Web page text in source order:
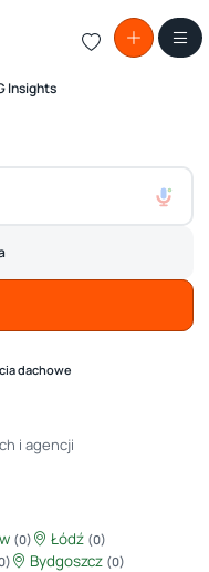
Insights
dachowe
i agencji
(0) Łódź (0)
Bydgoszcz (0)